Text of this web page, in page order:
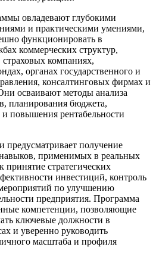
овладевают глубокими
и практическими умениями,
функционировать в
коммерческих структур,
страховых компаниях,
органах государственного и
консалтинговых фирмах и
осваивают методы анализа
планирования бюджета,
и повышения рентабельности
предусматривает получение
применимых в реальных
принятие стратегических
инвестиций, контроль
по улучшению
предприятия. Программа
компетенции, позволяющие
ключевые должности в
и уверенно руководить
масштаба и профиля